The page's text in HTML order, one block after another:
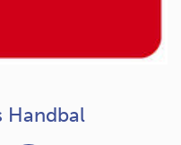
Handbal